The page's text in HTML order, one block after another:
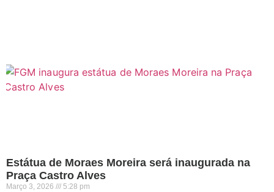
Estátua de Moraes Moreira será inaugurada na
Praça Castro Alves
Março 3, 2026 5:28 pm